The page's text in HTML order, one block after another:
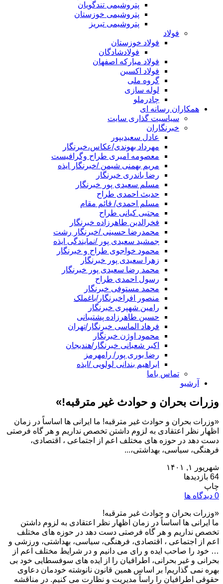
پتروشیمی تندگویان
پتروشیمی خوزستان
پتروشیمی تبریز
فولاد
فولاد خوزستان
فولادشادگان
فولاد مبارکه اصفهان
فولاد اکسین
گروه ملی
لوله سازی
چادرملو
همکاران رسانه ای
سیاسیت گذاری سایت
خبرنگاران
عادل سعیدیپور
مهرداد بهوندی/عکاس،خبرنگار
معصومه امیری طراح وگرافیست
مریم بهمنی شیمن /خبرنگار ایذه
رضا باندری خبرنگار
مسلم سعیدی پور خبرنگار
حدیث احمدی طراح
مسلم احمدی/ قائم مقام
مجتبی کیانی طراح
فخرالدین طاهرزاده خبرنگار
محمدرضا حسینی /خبرنگار رشت
جمشید سعیدی پور /نمایندگی ایذه
محمود خواجوی طراح و خبرنگار
زهرا سعیدی پور خبرنگار
محمد رضا سعیدی پور خبرنگار
رسول احمدی طراح
محمد مستوفی خبرنگار
منصور افراخبرنگار/باغملک
رامین شهپری خبرنگار
حسین طاهرزاده پشتیبانی
فرهاد الماسی خبرنگار/تهران
محمود اوژن خبرنگار
اکبر شعبانی خبرنگار/هندیجان
رضا بوری پور/ رامهرمز
ابراهیم بندانی لولویی /ایذه
تماس باما
آرشیو
وزرات بحران و حوادث غیر مترقبه!»
«وزرات بحران و حوادث غیر مترقبه! ما ایرانی ها اساساً در زمان
اظهار نظر اعتقادی به لزوم داشتن تخصص نداریم و هر گاه فرصتی
دست دهد در حوزه های مختلف اعم از اجتماعی ، اقتصادی،
فرهنگی، سیاسی، بهداشتی،...
شهریور ۱, ۱۴۰۱
64 بازدیدها
چاپ
0 دیدگاه ها
«وزرات بحران و حوادث غیر مترقبه!
ما ایرانی ها اساساً در زمان اظهار نظر اعتقادی به لزوم داشتن
تخصص نداریم و هر گاه فرصتی دست دهد در حوزه های مختلف
اعم از اجتماعی ، اقتصادی، فرهنگی، سیاسی، بهداشتی، ورزشی و
… خود را صاحب ایده و رای می دانیم و در شرایط مختلف اعم از
بحرانی و غیر بحرانی، اطرافیان را از ایده های سوفسطایی خود بی
بهره نمی گذاریم! بر اساس همین قانون نانوشته خودمان دعاوی
حقوقی اطرافیان را راساً مدیریت و نظارت می کنیم. در مناقشه